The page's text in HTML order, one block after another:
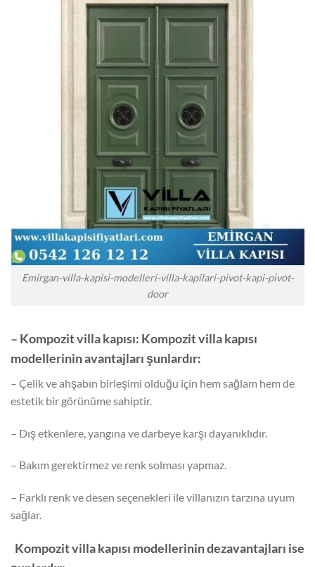
Emirgan-villa-kapisi-modelleri-villa-kapilari-pivot-kapi-pivot-
door
– Kompozit villa kapısı: Kompozit villa kapısı
modellerinin avantajları şunlardır:
– Çelik ve ahşabın birleşimi olduğu için hem sağlam hem de
estetik bir görünüme sahiptir.
– Dış etkenlere, yangına ve darbeye karşı dayanıklıdır.
– Bakım gerektirmez ve renk solması yapmaz.
– Farklı renk ve desen seçenekleri ile villanızın tarzına uyum
sağlar.
Kompozit villa kapısı modellerinin dezavantajları ise